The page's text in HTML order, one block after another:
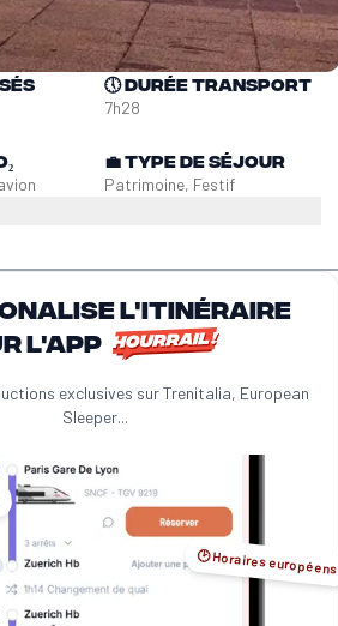
🕔Durée transport
7h28
💼Type de séjour
Patrimoine, Festif
l'itinéraire
l'app
exclusives sur Trenitalia, European
Sleeper...
🕑 Horaires européens